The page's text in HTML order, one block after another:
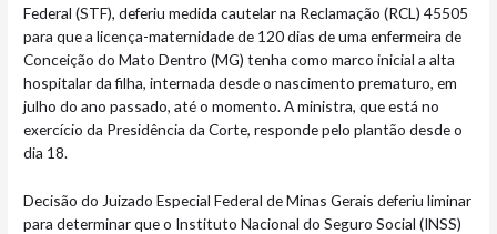
Federal (STF), deferiu medida cautelar na Reclamação (RCL) 45505
para que a licença-maternidade de 120 dias de uma enfermeira de
Conceição do Mato Dentro (MG) tenha como marco inicial a alta
hospitalar da filha, internada desde o nascimento prematuro, em
julho do ano passado, até o momento. A ministra, que está no
exercício da Presidência da Corte, responde pelo plantão desde o
dia 18.
Decisão do Juizado Especial Federal de Minas Gerais deferiu liminar
para determinar que o Instituto Nacional do Seguro Social (INSS)